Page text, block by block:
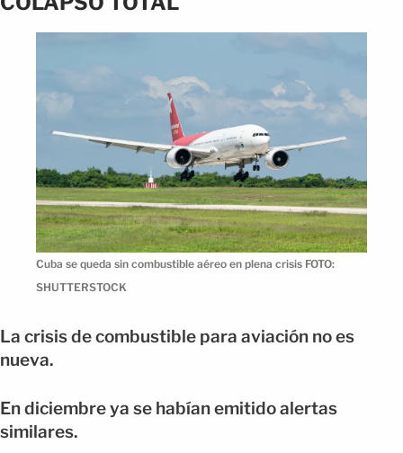
Cuba se queda sin combustible aéreo en plena crisis FOTO:
SHUTTERSTOCK
La crisis de combustible para aviación no es
nueva.
En diciembre ya se habían emitido alertas
similares.